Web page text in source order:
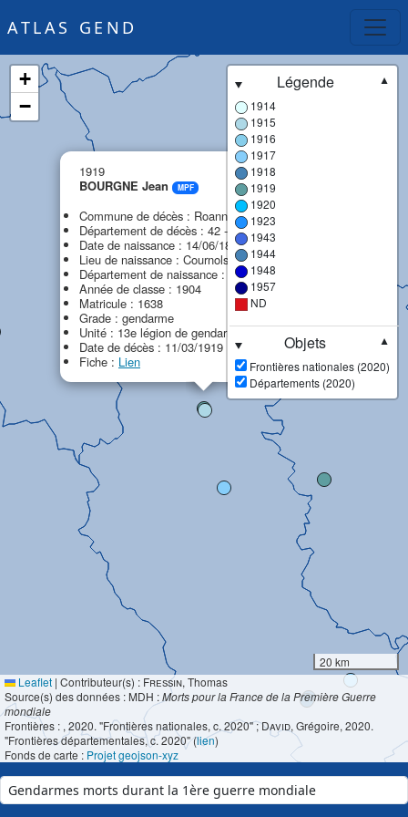
ATLAS GEND
1919
BOURGNE Jean
MPF
Commune de décès : Roanne
Département de décès : 42 - Loire
Date de naissance : 14/06/1884
Lieu de naissance : Cournols
Département de naissance : 63 - Puy-de-Dôme
Année de classe : 1904
Matricule : 1638
Grade : gendarme
Unité : 13e légion de gendarmerie (13e LG)
Date de décès : 11/03/1919
Fiche : Lien
+
−
Légende
▼
1914
1915
1916
1917
1918
1919
1920
1923
1943
1944
1948
1957
ND
Objets
▼
Frontières nationales (2020)
Départements (2020)
20 km
Leaflet | Contributeur(s) : Fressin, Thomas
Source(s) des données : MDH :Morts pour la France de la Première Guerre
mondiale
Frontières : , 2020. "Frontières nationales, c. 2020" ;David, Grégoire, 2020.
"Frontières départementales, c. 2020" (lien)
Fonds de carte : Projet geojson-xyz